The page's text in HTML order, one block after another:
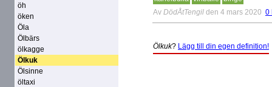
öh
öken
Öla
Ölbärs
ölkagge
Ölkuk
Ölsinne
öltaxi
Av DödÅtTengil den 4 mars 2020 0
Ölkuk? Lägg till din egen definition!